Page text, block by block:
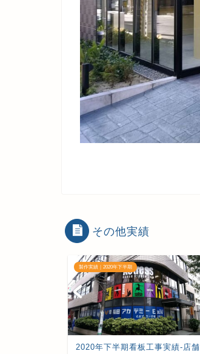
その他実績
製作実績｜2020年下半期
2020年下半期看板工事実績-店舗